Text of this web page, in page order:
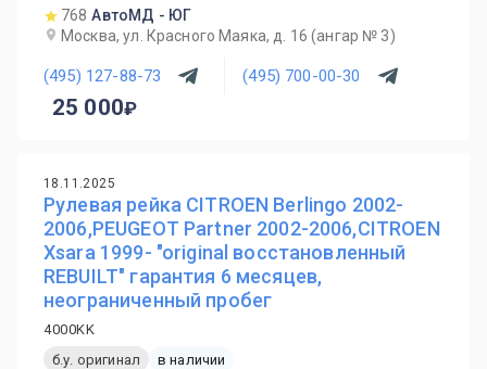
768 АвтоМД - ЮГ
Москва, ул. Красного Маяка, д. 16 (ангар № 3)
(495) 127-88-73 (495) 700-00-30
25 000
18.11.2025
Рулевая рейка CITROEN Berlingo 2002-
2006,PEUGEOT Partner 2002-2006,CITROEN
Xsara 1999- "original восстановленный
REBUILT" гарантия 6 месяцев,
неограниченный пробег
4000KK
б.у. оригинал
в наличии